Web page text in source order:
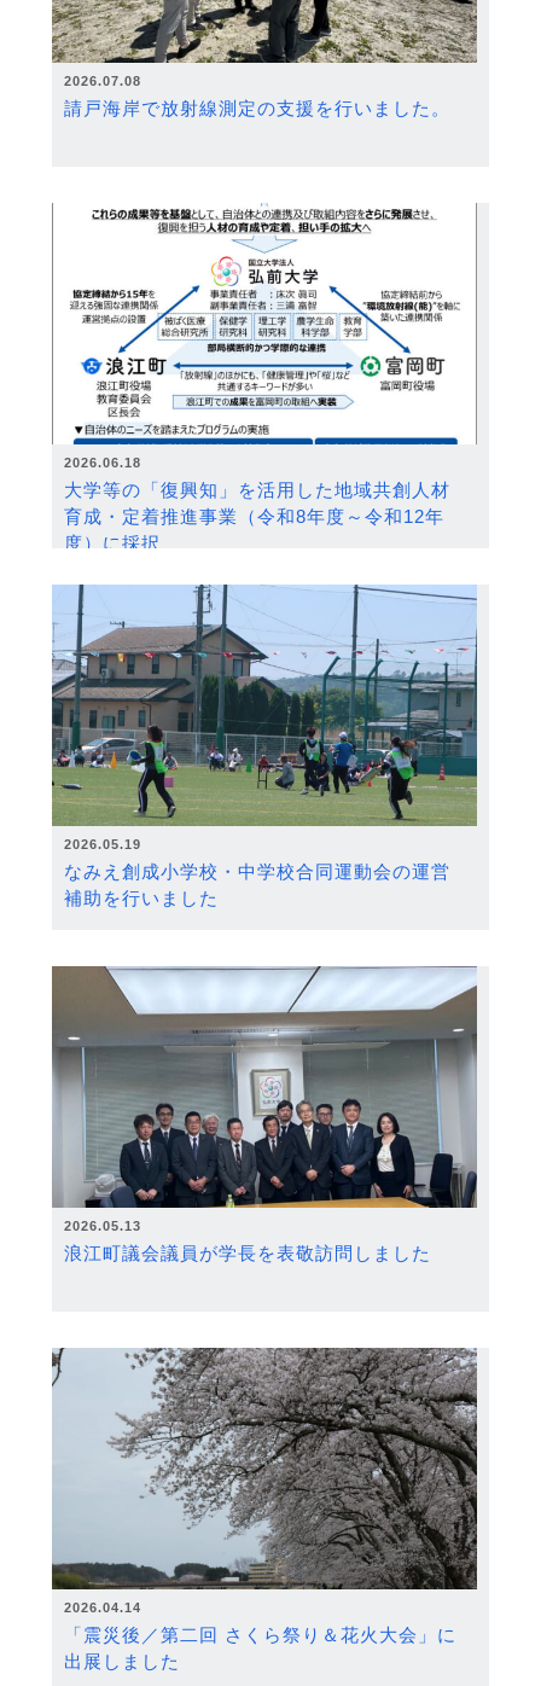
2026.07.08
請戸海岸で放射線測定の支援を行いました。
2026.06.18
大学等の「復興知」を活用した地域共創人材
育成・定着推進事業（令和8年度～令和12年
度）に採択
2026.05.19
なみえ創成小学校・中学校合同運動会の運営
補助を行いました
2026.05.13
浪江町議会議員が学長を表敬訪問しました
2026.04.14
「震災後／第二回 さくら祭り＆花火大会」に
出展しました